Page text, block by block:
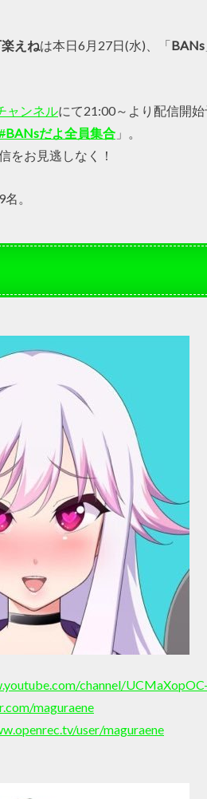
えねは本日6月27日(水)、「BANs
ャンネルにて21:00～より配信開始
BANsだよ全員集合 」。
をお見逃しなく！
。
channel/
maguraene
user/maguraene